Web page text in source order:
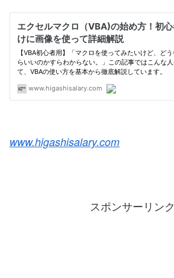
www.higashisalary.com
スポンサーリンク